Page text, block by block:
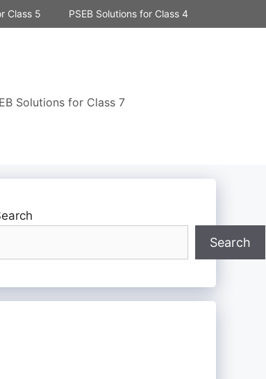
Class 5 PSEB Solutions for Class 4
Solutions for Class 7
Search